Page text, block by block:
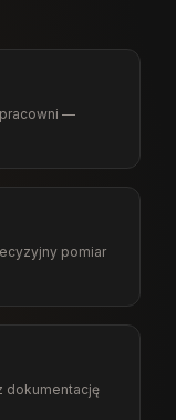
pracowni —
pomiar
dokumentację